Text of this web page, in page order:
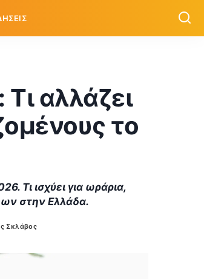
αλλάζει
το
Τι ισχύει για ωράρια,
στην Ελλάδα.
Σκλάβος